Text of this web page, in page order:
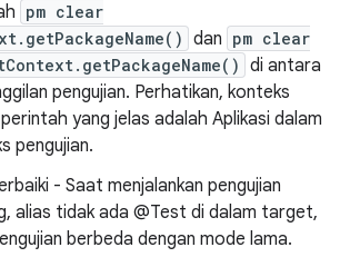
pm clear
dan pm clear
di antara
pengujian. Perhatikan, konteks
yang jelas adalah Aplikasi dalam
pengujian.
- Saat menjalankan pengujian
alias tidak ada @Test di dalam target,
berbeda dengan mode lama.